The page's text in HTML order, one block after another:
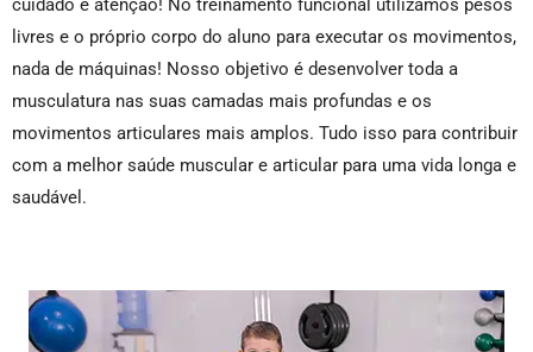
cuidado e atenção! No treinamento funcional utilizamos pesos
livres e o próprio corpo do aluno para executar os movimentos,
nada de máquinas! Nosso objetivo é desenvolver toda a
musculatura nas suas camadas mais profundas e os
movimentos articulares mais amplos. Tudo isso para contribuir
com a melhor saúde muscular e articular para uma vida longa e
saudável.